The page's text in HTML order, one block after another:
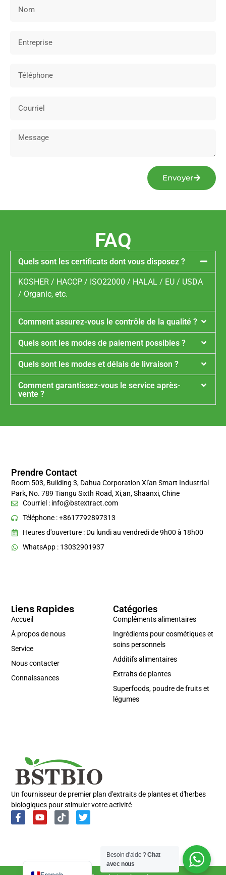
Envoyer
FAQ
Quels sont les certificats dont vous disposez ?
KOSHER / HACCP / ISO22000 / HALAL / EU / USDA
/ Organic, etc.
Comment assurez-vous le contrôle de la qualité ?
Quels sont les modes de paiement possibles ?
Quels sont les modes et délais de livraison ?
Comment garantissez-vous le service après-
vente ?
Un fournisseur de premier plan d'extraits de plantes et d'herbes
biologiques pour stimuler votre activité
Catégories
Compléments alimentaires
Ingrédients pour cosmétiques et
soins personnels
Additifs alimentaires
Extraits de plantes
Superfoods, poudre de fruits et
légumes
Liens Rapides
Accueil
À propos de nous
Service
Nous contacter
Connaissances
Prendre Contact
Room 503, Building 3, Dahua Corporation Xi'an Smart Industrial
Park, No. 789 Tiangu Sixth Road, Xi,an, Shaanxi, Chine
Courriel : info@bstextract.com
Téléphone : +8617792897313
Heures d'ouverture : Du lundi au vendredi de 9h00 à 18h00
WhatsApp : 13032901937
Besoin d'aide ?Chat
avec nous
Italian
Japanese
Korean
Russian
Spanish